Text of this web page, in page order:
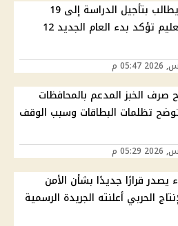
خبير تربوي يطالب بتأجيل الدراسة إلى 19
سبتمبر والتعليم تؤكد بدء العام الجديد 12
صرف الخبز المدعم بالمحافظات
تظلمات البطاقات وسبب الوقف
يصدر قرارًا جديدًا بشأن الأمن
الحربي أعلنته الجريدة الرسمية